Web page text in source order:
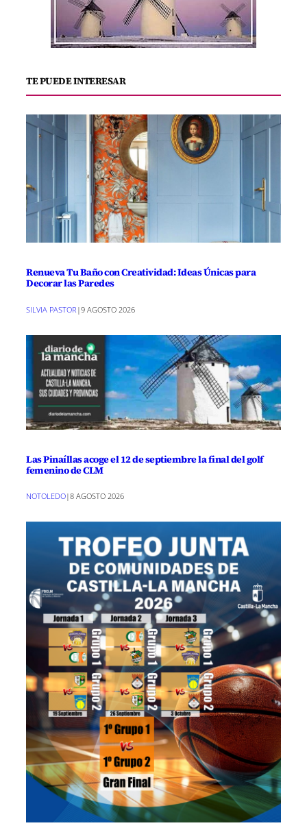
TE PUEDE INTERESAR
Renueva Tu Baño con Creatividad: Ideas Únicas para
Decorar las Paredes
SILVIA PASTOR |9 AGOSTO 2026
Las Pinaíllas acoge el 12 de septiembre la final del golf
femenino de CLM
NOTOLEDO|8 AGOSTO 2026